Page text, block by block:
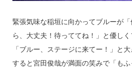
緊張気味な稲垣に向かってブルーが
ら、大丈夫！待っててね！」と優し
「ブルー、ステージに来てー！」と
すると宮田俊哉が満面の笑みで「も